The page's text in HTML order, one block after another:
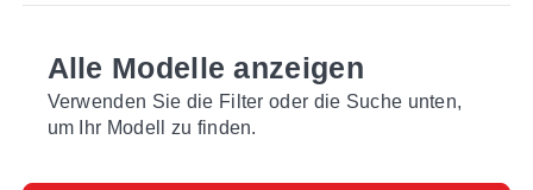
Alle Modelle anzeigen
Verwenden Sie die Filter oder die Suche unten,
um Ihr Modell zu finden.